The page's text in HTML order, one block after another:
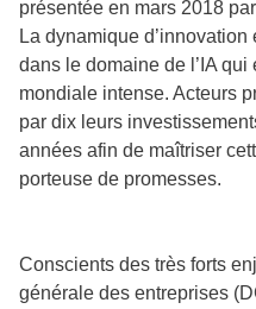
présentée en mars 2018
La dynamique d’innovation
dans le domaine de l’IA
mondiale intense. Acteurs
par dix leurs
années afin de maîtriser
porteuse de promesses.
Conscients des très forts
générale des entreprises